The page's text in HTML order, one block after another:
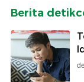
Berita